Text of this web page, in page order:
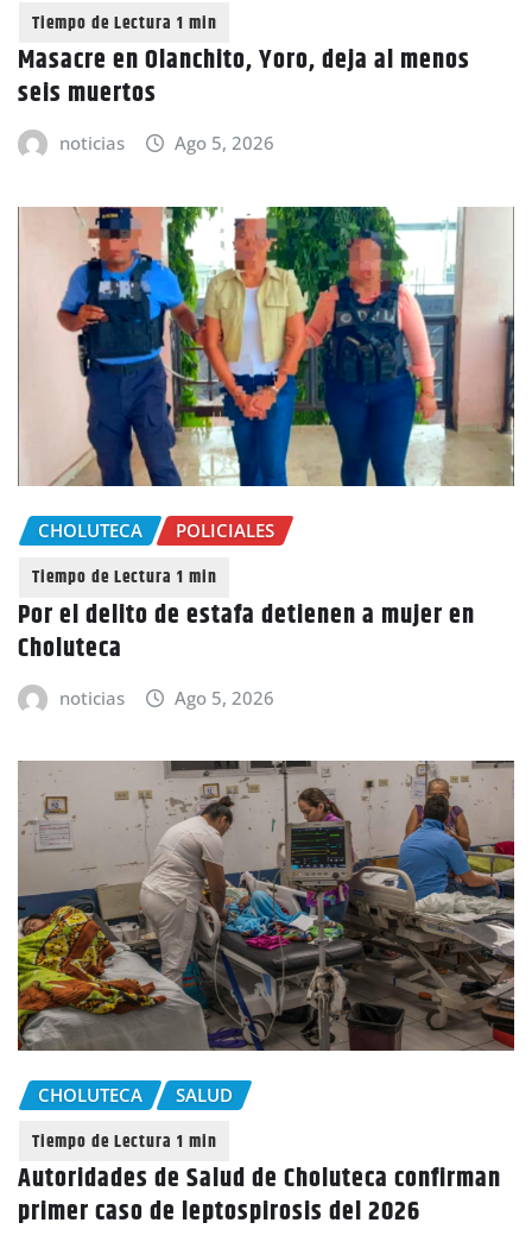
Masacre en Olanchito, Yoro, deja al menos
seis muertos
noticias Ago 5, 2026
CHOLUTECA POLICIALES
Por el delito de estafa detienen a mujer en
Choluteca
noticias Ago 5, 2026
CHOLUTECA SALUD
Autoridades de Salud de Choluteca confirman
primer caso de leptospirosis del 2026